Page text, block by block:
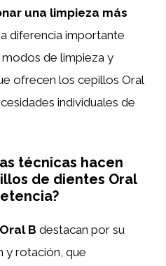
una limpieza más
diferencia importante
de limpieza y
ofrecen los cepillos Oral
individuales de
técnicas hacen
de dientes Oral
Oral B destacan por su
y rotación, que